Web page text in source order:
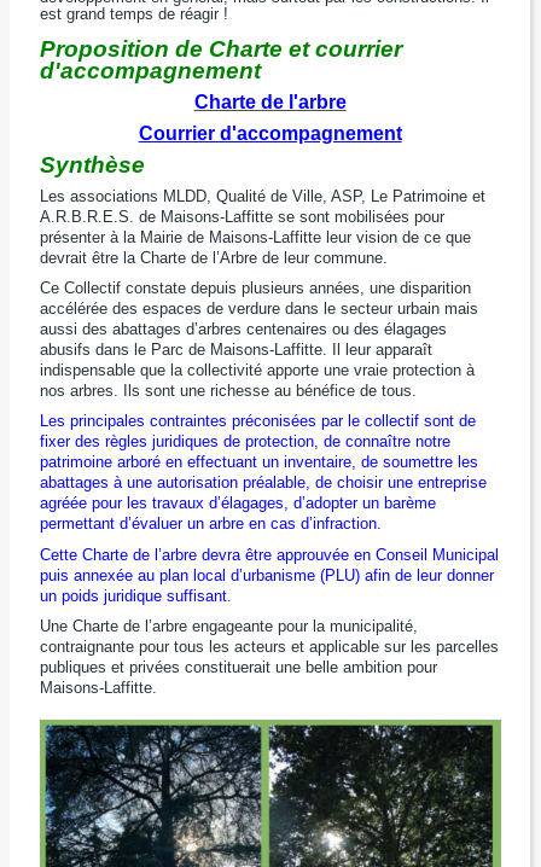
est grand temps de réagir !
Proposition de Charte et courrier
d'accompagnement
Charte de l'arbre
Courrier d'accompagnement
Synthèse
Les associations MLDD, Qualité de Ville, ASP, Le Patrimoine et
A.R.B.R.E.S. de Maisons-Laffitte se sont mobilisées pour
présenter à la Mairie de Maisons-Laffitte leur vision de ce que
devrait être la Charte de l’Arbre de leur commune.
Ce Collectif constate depuis plusieurs années, une disparition
accélérée des espaces de verdure dans le secteur urbain mais
aussi des abattages d’arbres centenaires ou des élagages
abusifs dans le Parc de Maisons-Laffitte. Il leur apparaît
indispensable que la collectivité apporte une vraie protection à
nos arbres. Ils sont une richesse au bénéfice de tous.
Les principales contraintes préconisées par le collectif sont de
fixer des règles juridiques de protection, de connaître notre
patrimoine arboré en effectuant un inventaire, de soumettre les
abattages à une autorisation préalable, de choisir une entreprise
agréée pour les travaux d’élagages, d’adopter un barème
permettant d’évaluer un arbre en cas d’infraction.
Cette Charte de l’arbre devra être approuvée en Conseil Municipal
puis annexée au plan local d’urbanisme (PLU) afin de leur donner
un poids juridique suffisant.
Une Charte de l’arbre engageante pour la municipalité,
contraignante pour tous les acteurs et applicable sur les parcelles
publiques et privées constituerait une belle ambition pour
Maisons-Laffitte.